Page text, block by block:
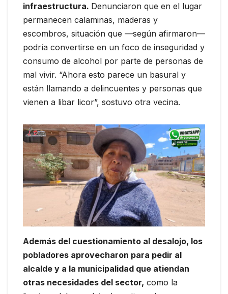
infraestructura. Denunciaron que en el lugar
permanecen calaminas, maderas y
escombros, situación que —según afirmaron—
podría convertirse en un foco de inseguridad y
consumo de alcohol por parte de personas de
mal vivir. “Ahora esto parece un basural y
están llamando a delincuentes y personas que
vienen a libar licor”, sostuvo otra vecina.
Además del cuestionamiento al desalojo, los
pobladores aprovecharon para pedir al
alcalde y a la municipalidad que atiendan
otras necesidades del sector, como la